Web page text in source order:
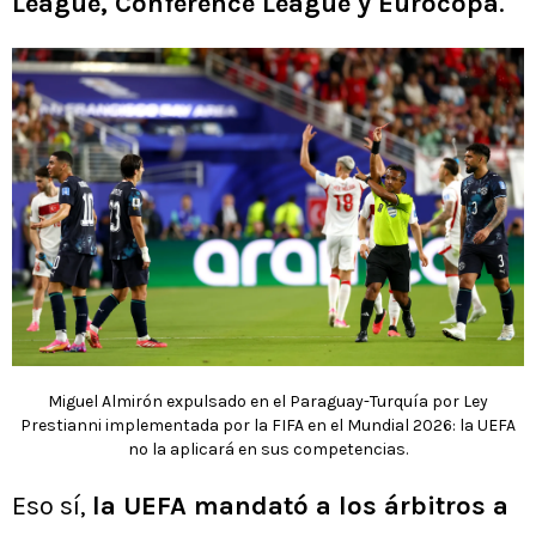
Miguel Almirón expulsado en el Paraguay-Turquía por Ley
Prestianni implementada por la FIFA en el Mundial 2026: la UEFA
no la aplicará en sus competencias.
Eso sí, la UEFA mandató a los árbitros a